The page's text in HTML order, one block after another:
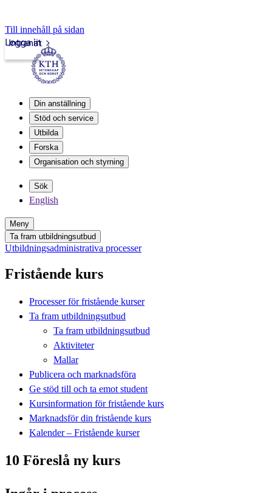
Till innehåll på sidan
Intranät
Logga in
Din anställning
Stöd och service
Utbilda
Forska
Organisation och styrning
Sök
English
Meny
Ta fram utbildningsutbud
Utbildningsadministrativa processer
Fristående kurs
Processer för fristående kurser
Ta fram utbildningsutbud
Ta fram utbildningsutbud
Aktiviteter
Mallar
Publicera och marknadsföra
Ge stöd till och ta emot student
Kursinformation för fristående kurs
Marknadsför din fristående kurs
Kalender – Fristående kurser
10 Föreslå ny kurs